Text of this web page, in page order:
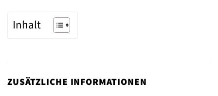
Inhalt
ZUSÄTZLICHE INFORMATIONEN